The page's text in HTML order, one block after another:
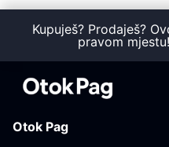
Kupuješ? Prodaješ?
pravom mjestu!
Otok Pag